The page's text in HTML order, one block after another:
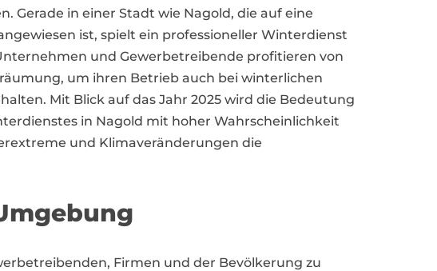
Gerade in einer Stadt wie Nagold, die auf eine
ist, spielt ein professioneller Winterdienst
und Gewerbetreibende profitieren von
um ihren Betrieb auch bei winterlichen
Mit Blick auf das Jahr 2025 wird die Bedeutung
in Nagold mit hoher Wahrscheinlichkeit
und Klimaveränderungen die
Firmen und der Bevölkerung zu